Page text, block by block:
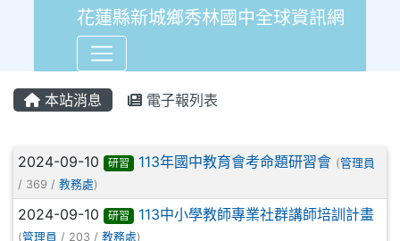
花蓮縣新城鄉秀林國中全球資訊網
本站消息 電子報列表
文章列表
2024-09-10 研習 113年國中教育會考命題研習會 (管理員
/ 369 / 教務處)
2024-09-10 研習 113中小學教師專業社群講師培訓計畫
(管理員 / 203 / 教務處)